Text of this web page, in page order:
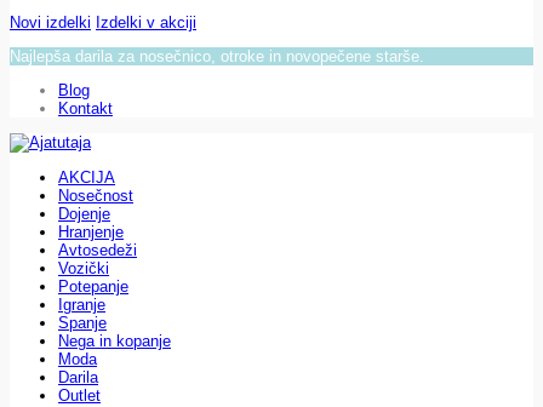
Novi izdelki Izdelki v akciji
Najlepša darila za nosečnico, otroke in novopečene starše.
Blog
Kontakt
AKCIJA
Nosečnost
Dojenje
Hranjenje
Avtosedeži
Vozički
Potepanje
Igranje
Spanje
Nega in kopanje
Moda
Darila
Outlet